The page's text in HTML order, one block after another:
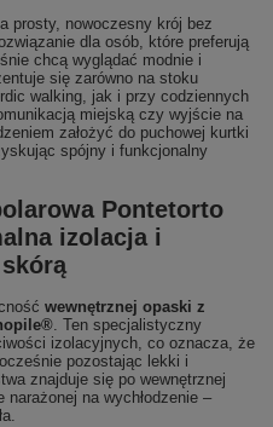
prosty, nowoczesny krój bez
dla osób, które preferują
chcą wyglądać modnie i
się zarówno na stoku
walking, jak i przy codziennych
miejską czy wyjście na
założyć do puchowej kurtki
spójny i funkcjonalny
Pontetorto
izolacja i
wewnętrznej opaski z
. Ten specjalistyczny
izolacyjnych, co oznacza, że
pozostając lekki i
znajduje się po wewnętrznej
na wychłodzenie –